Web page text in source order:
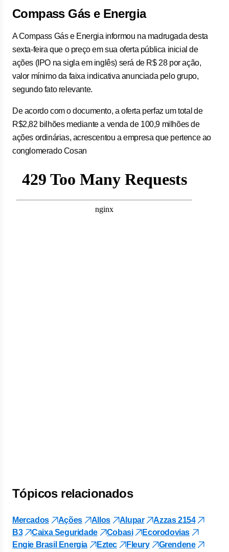
Compass Gás e Energia
A ⁠Compass Gás e Energia ⁠informou na madrugada desta
sexta-feira ‌que o preço em sua oferta pública inicial de
ações (IPO na ‌sigla em inglês) será de R$ 28 por ação,
valor mínimo da faixa indicativa anunciada pelo grupo,
segundo fato relevante.
De acordo com o ⁠documento, ‌a oferta perfaz um total ⁠de
R$2,82 bilhões mediante a venda de 100,9 milhões de
ações ordinárias, acrescentou a empresa que pertence ao
conglomerado Cosan
Tópicos relacionados
Mercados Ações Allos Alupar
Azzas 2154
B3
Caixa Seguridade Cobasi
Ecorodovias
Engie Brasil Energia
Eztec Fleury
Grendene